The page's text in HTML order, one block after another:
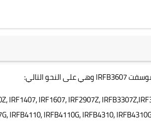
IRFB3607وهي على النحو التالي:
IRF1407, IRF1607, IRF2907Z,
IRFB4110, IRFB4110G, IRFB4310,